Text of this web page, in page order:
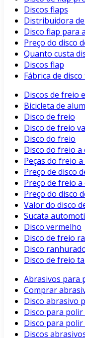
Discos flaps
Distribuidora
Disco flap para
Preço do disco
Quanto custa
Discos flap
Fábrica de
Discos de freio
Bicicleta de
Disco de freio
Disco de freio
Disco do freio
Disco do freio a
Peças do freio a
Preço de disco
Preço de freio a
Preço do disco
Valor do disco
Sucata
Disco vermelho
Disco de freio
Disco
Disco de freio
Abrasivos para
Comprar
Disco abrasivo
Disco para
Disco para
Discos